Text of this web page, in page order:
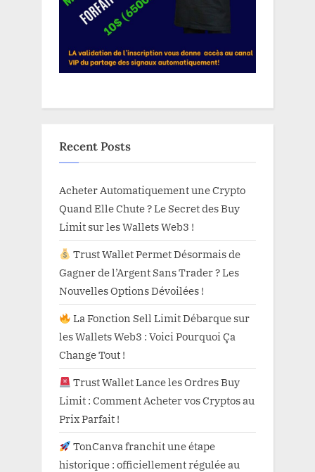
Recent Posts
Acheter Automatiquement une Crypto
Quand Elle Chute ? Le Secret des Buy
Limit sur les Wallets Web3 !
Trust Wallet Permet Désormais de
Gagner de l’Argent Sans Trader ? Les
Nouvelles Options Dévoilées !
La Fonction Sell Limit Débarque sur
les Wallets Web3 : Voici Pourquoi Ça
Change Tout !
Trust Wallet Lance les Ordres Buy
Limit : Comment Acheter vos Cryptos au
Prix Parfait !
TonCanva franchit une étape
historique : officiellement régulée au